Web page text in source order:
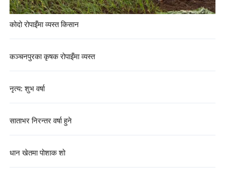
कोदो रोपाइँमा व्यस्त किसान
कञ्चनपुरका कृषक रोपाइँमा व्यस्त
नृत्य: शुभ वर्षा
साताभर निरन्तर वर्षा हुने
धान खेतमा पोशाक शो